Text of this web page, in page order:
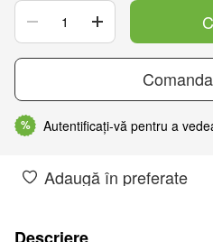
% Autentificați-vă pentru a
Adaugă în preferate
Descriere